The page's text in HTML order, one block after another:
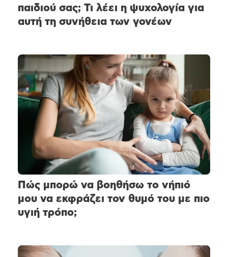
παιδιού σας; Τι λέει η ψυχολογία για
αυτή τη συνήθεια των γονέων
Πώς μπορώ να βοηθήσω το νήπιό
μου να εκφράζει τον θυμό του με πιο
υγιή τρόπο;